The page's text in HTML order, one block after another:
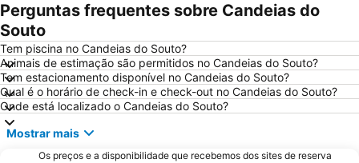
Perguntas frequentes sobre Candeias do
Souto
Tem piscina no Candeias do Souto?
Animais de estimação são permitidos no Candeias do Souto?
Tem estacionamento disponível no Candeias do Souto?
Qual é o horário de check-in e check-out no Candeias do Souto?
Onde está localizado o Candeias do Souto?
Mostrar mais
Os preços e a disponibilidade que recebemos dos sites de reserva